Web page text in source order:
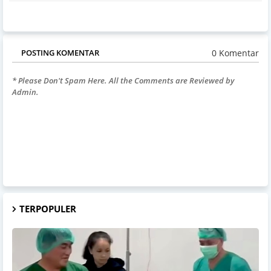
POSTING KOMENTAR 0 Komentar
* Please Don't Spam Here. All the Comments are Reviewed by
Admin.
TERPOPULER